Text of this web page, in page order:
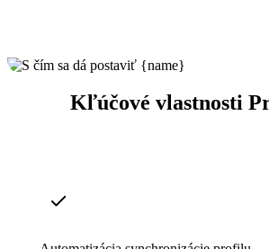
Kľúčové vlastnosti